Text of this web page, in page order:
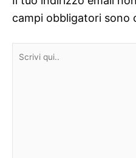
campi obbligatori sono
Scrivi